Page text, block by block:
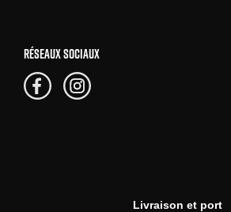
RÉSEAUX SOCIAUX
Livraison et port